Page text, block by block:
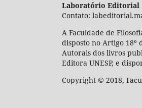
Laboratório Editorial
Contato:
A Faculdade de
disposto no Artigo 18º
Autorais dos livros
Editora UNESP, e
Copyright © 2018,